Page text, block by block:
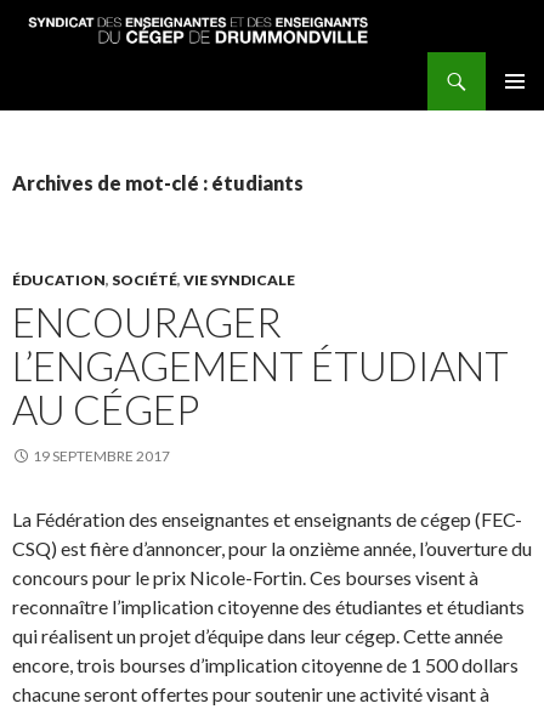
Syndicat des enseignantes et enseignants du Cégep de Drummondville
PRINCIPAL
Archives de mot-clé : étudiants
ÉDUCATION, SOCIÉTÉ, VIE SYNDICALE
ENCOURAGER
L’ENGAGEMENT ÉTUDIANT
AU CÉGEP
19 SEPTEMBRE 2017
La Fédération des enseignantes et enseignants de cégep (FEC-
CSQ) est fière d’annoncer, pour la onzième année, l’ouverture du
concours pour le prix Nicole-Fortin. Ces bourses visent à
reconnaître l’implication citoyenne des étudiantes et étudiants
qui réalisent un projet d’équipe dans leur cégep. Cette année
encore, trois bourses d’implication citoyenne de 1 500 dollars
chacune seront offertes pour soutenir une activité visant à